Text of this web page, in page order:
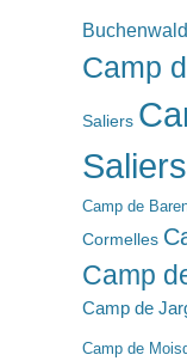
Buchenwald
Camp
Saliers
Saliers
Camp de
Cormelles
Camp
Camp de
Camp de